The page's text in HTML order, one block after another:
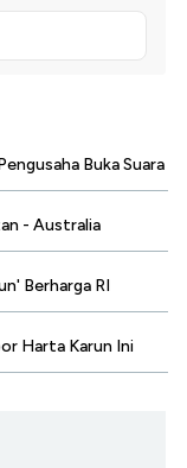
Buka Suara
- Australia
Berharga RI
Harta Karun Ini